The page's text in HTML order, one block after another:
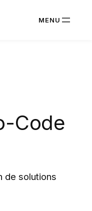
Code
de solutions